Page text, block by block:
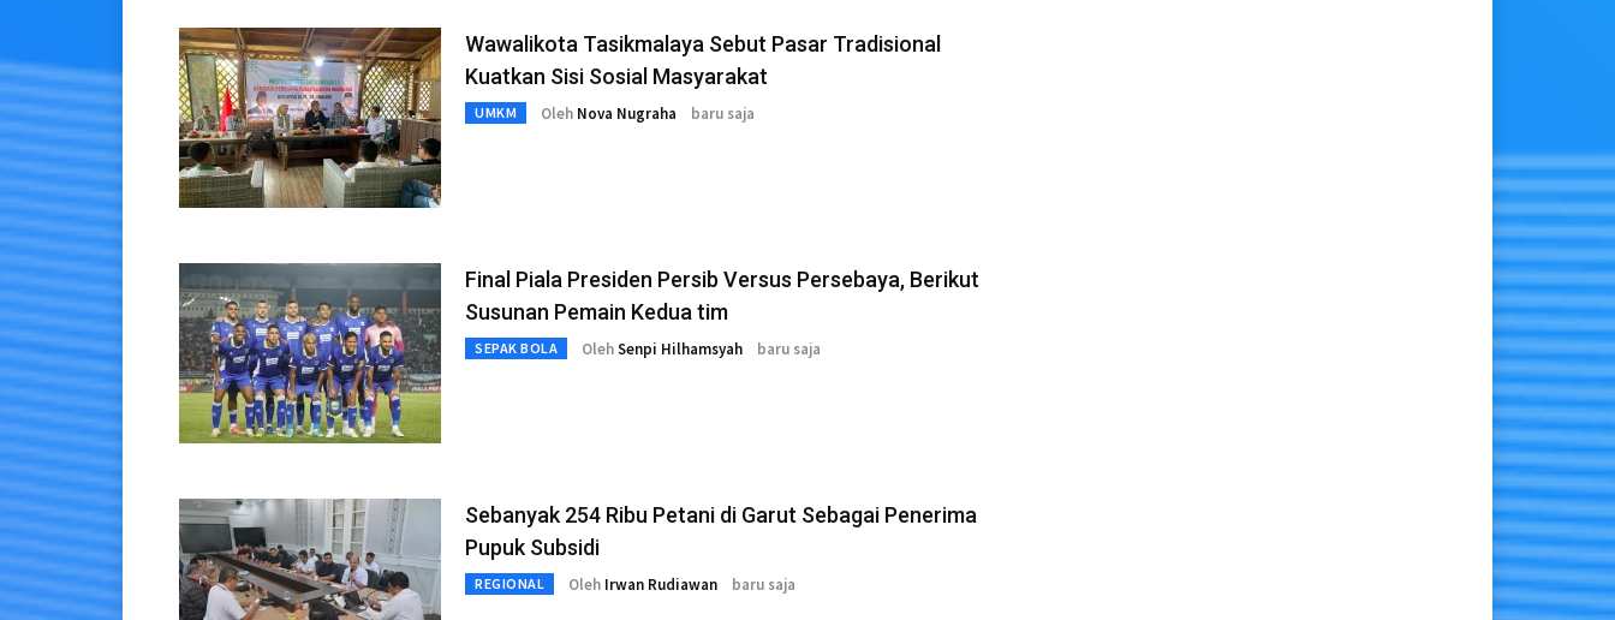
Wawalikota Tasikmalaya Sebut Pasar Tradisional
Kuatkan Sisi Sosial Masyarakat
UMKM Oleh Nova Nugraha baru saja
Final Piala Presiden Persib Versus Persebaya, Berikut
Susunan Pemain Kedua tim
SEPAK BOLA OlehSenpi Hilhamsyah baru saja
Sebanyak 254 Ribu Petani di Garut Sebagai Penerima
Pupuk Subsidi
REGIONAL Oleh Irwan Rudiawan baru saja